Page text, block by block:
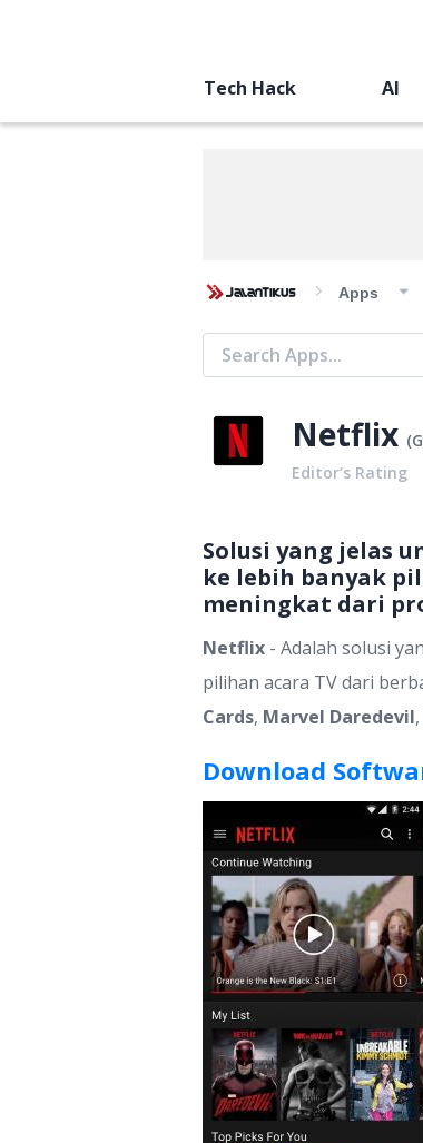
Tech Hack AI
Apps
Netflix (
Editor’s Rating
Solusi yang jelas
ke lebih banyak
meningkat dari
Netflix - Adalah solusi
pilihan acara TV dari
Cards, Marvel Daredevil,
Download